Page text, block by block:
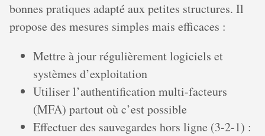
bonnes pratiques adapté aux petites structures. Il
propose des mesures simples mais efficaces :
Mettre à jour régulièrement logiciels et
systèmes d’exploitation
Utiliser l’authentification multi-facteurs
(MFA) partout où c’est possible
Effectuer des sauvegardes hors ligne (3-2-1) :